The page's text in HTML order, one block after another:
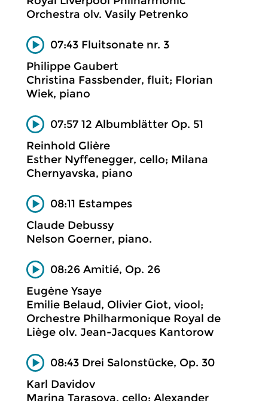
Orchestra olv. Vasily Petrenko
07:43 Fluitsonate nr. 3
Philippe Gaubert
Christina Fassbender, fluit; Florian
Wiek, piano
07:57 12 Albumblätter Op. 51
Reinhold Glière
Esther Nyffenegger, cello; Milana
Chernyavska, piano
08:11 Estampes
Claude Debussy
Nelson Goerner, piano.
08:26 Amitié, Op. 26
Eugène Ysaye
Emilie Belaud, Olivier Giot, viool;
Orchestre Philharmonique Royal de
Liège olv. Jean-Jacques Kantorow
08:43 Drei Salonstücke, Op. 30
Karl Davidov
Marina Tarasova, cello; Alexander